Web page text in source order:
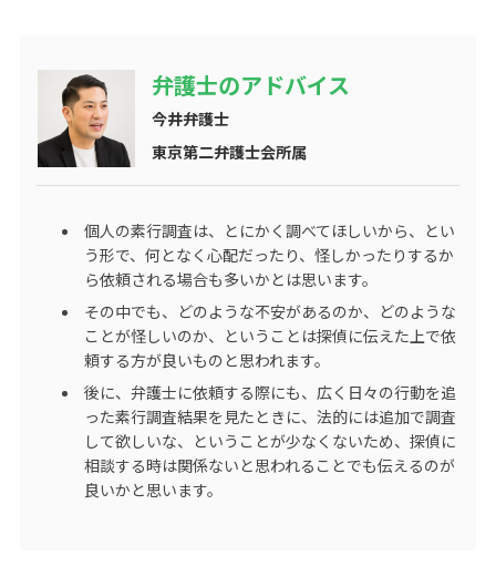
弁護士のアドバイス
今井弁護士
東京第二弁護士会所属
個人の素行調査は、とにかく調べてほしいから、とい
う形で、何となく心配だったり、怪しかったりするか
ら依頼される場合も多いかとは思います。
その中でも、どのような不安があるのか、どのような
ことが怪しいのか、ということは探偵に伝えた上で依
頼する方が良いものと思われます。
後に、弁護士に依頼する際にも、広く日々の行動を追
った素行調査結果を見たときに、法的には追加で調査
して欲しいな、ということが少なくないため、探偵に
相談する時は関係ないと思われることでも伝えるのが
良いかと思います。